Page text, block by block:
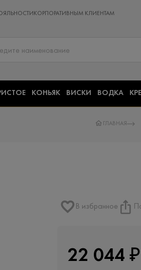
КОРПОРАТИВНЫМ КЛИЕНТАМ
КОНЬЯК ВИСКИ ВОДКА
ГЛАВНАЯ
В избранное
22 044 ₽